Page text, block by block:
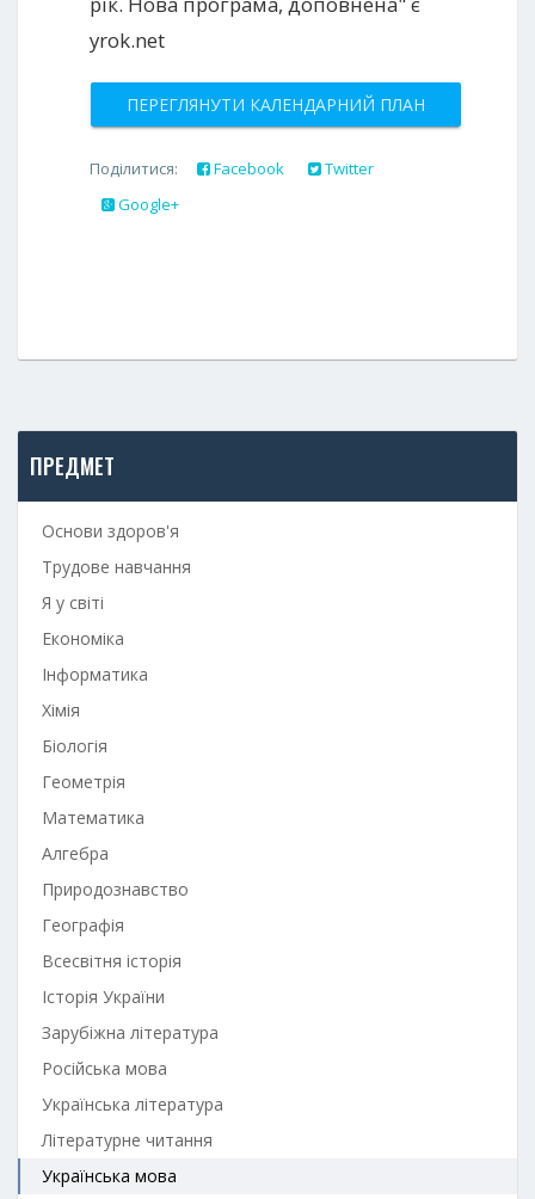
yrok.net
ПЕРЕГЛЯНУТИ КАЛЕНДАРНИЙ ПЛАН
Поділитися: Facebook
Twitter
Google+
ПРЕДМЕТ
Основи здоров'я
Трудове навчання
Я у світі
Економіка
Інформатика
Хімія
Біологія
Геометрія
Математика
Алгебра
Природознавство
Географія
Всесвітня історія
Історія України
Зарубіжна література
Російська мова
Українська література
Літературне читання
Українська мова